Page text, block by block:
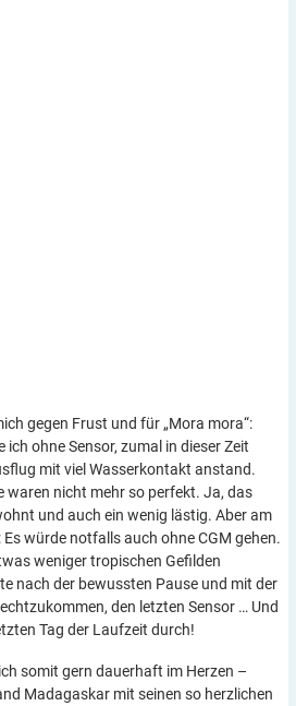
gegen Frust und für „Mora mora“:
ich ohne Sensor, zumal in dieser Zeit
mit viel Wasserkontakt anstand.
waren nicht mehr so perfekt. Ja, das
und auch ein wenig lästig. Aber am
würde notfalls auch ohne CGM gehen.
weniger tropischen Gefilden
nach der bewussten Pause und mit der
den letzten Sensor … Und
Tag der Laufzeit durch!
somit gern dauerhaft im Herzen –
Madagaskar mit seinen so herzlichen